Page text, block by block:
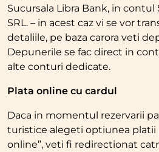
Sucursala Libra Bank, in contul
SRL. – in acest caz vi se vor
detaliile, pe baza carora veti
Depunerile se fac direct in
alte conturi dedicate.
Plata online cu cardul
Daca in momentul rezervarii
turistice alegeti optiunea platii
online”, veti fi redirectionat